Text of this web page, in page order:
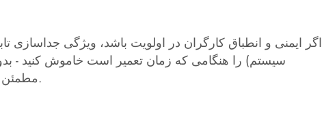
اگر ایمنی و انطباق کارگران در اولویت باشد، ویژگی
سیستم) را هنگامی که زمان تعمیر است خاموش کنید -
مطمئن می‌شود که قوانین ایمنی جهانی را رعایت می‌کنید - برای سفارش‌های انبوه در تولید، ساخت‌وساز یا تاسیسات عالی است.